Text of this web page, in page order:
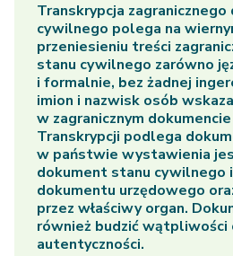
Transkrypcja
cywilnego polega na
przeniesieniu treści
stanu cywilnego zarówno
i formalnie, bez żadnej
imion i nazwisk osób
w zagranicznym
Transkrypcji podlega
w państwie wystawienia
dokument stanu cywilnego
dokumentu urzędowego
przez właściwy organ.
również budzić wątpliwości
autentyczności.